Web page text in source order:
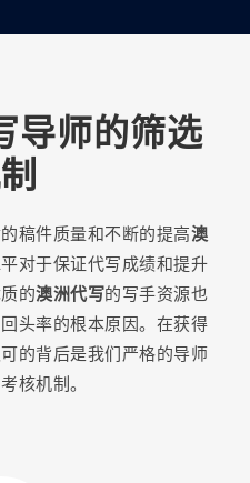
导师的筛选
稿件质量和不断的提高澳
对于保证代写成绩和提升
的澳洲代写的写手资源也
头率的根本原因。在获得
的背后是我们严格的导师
核机制。